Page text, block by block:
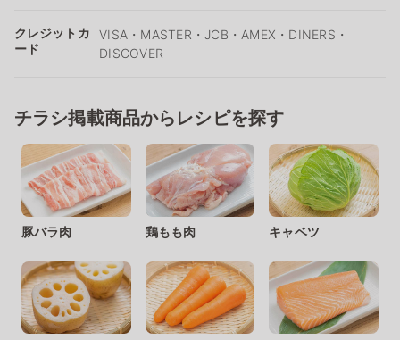
クレジットカ
ード
VISA・MASTER・JCB・AMEX・DINERS・
DISCOVER
チラシ掲載商品からレシピを探す
豚バラ肉 鶏もも肉 キャベツ